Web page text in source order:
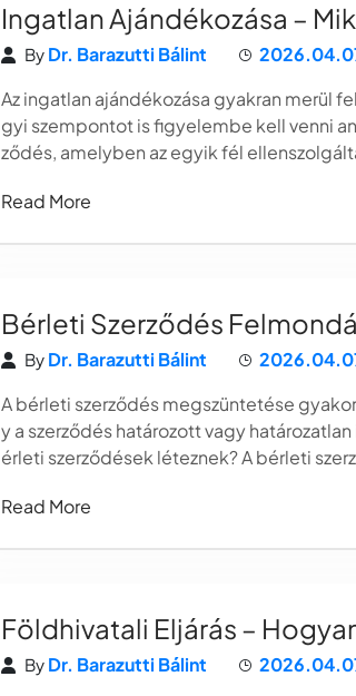
Ingatlan Ajándékozása –
By Dr. Barazutti Bálint
Az ingatlan ajándékozása gyakran merül
gyi szempontot is figyelembe kell venni
ződés, amelyben az egyik fél
Read More
Bérleti Szerződés
By Dr. Barazutti Bálint
A bérleti szerződés megszüntetése
y a szerződés határozott vagy
érleti szerződések léteznek? A bérleti
Read More
Földhivatali Eljárás –
By Dr. Barazutti Bálint